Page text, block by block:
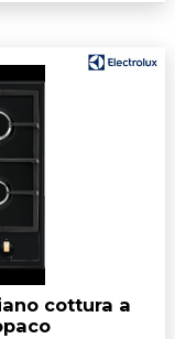
cottura a